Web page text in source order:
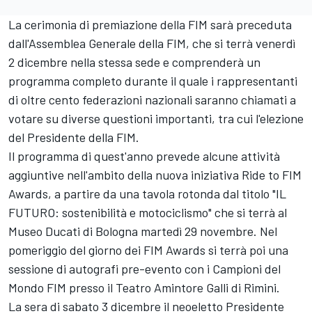
La cerimonia di premiazione della FIM sarà preceduta
dall'Assemblea Generale della FIM, che si terrà venerdì
2 dicembre nella stessa sede e comprenderà un
programma completo durante il quale i rappresentanti
di oltre cento federazioni nazionali saranno chiamati a
votare su diverse questioni importanti, tra cui l'elezione
del Presidente della FIM.
Il programma di quest'anno prevede alcune attività
aggiuntive nell'ambito della nuova iniziativa Ride to FIM
Awards, a partire da una tavola rotonda dal titolo "IL
FUTURO: sostenibilità e motociclismo" che si terrà al
Museo Ducati di Bologna martedì 29 novembre. Nel
pomeriggio del giorno dei FIM Awards si terrà poi una
sessione di autografi pre-evento con i Campioni del
Mondo FIM presso il Teatro Amintore Galli di Rimini.
La sera di sabato 3 dicembre il neoeletto Presidente